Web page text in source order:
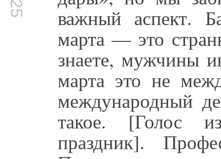
важный аспект.
марта — это
знаете, мужчины
марта это не
международный
такое. [Голос
праздник].